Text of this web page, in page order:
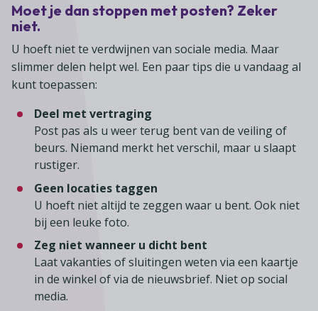
In English
Agenda
Moet je dan stoppen met posten? Zeker
niet.
U hoeft niet te verdwijnen van sociale media. Maar
slimmer delen helpt wel. Een paar tips die u vandaag al
kunt toepassen:
Deel met vertraging
Post pas als u weer terug bent van de veiling of
beurs. Niemand merkt het verschil, maar u slaapt
rustiger.
Geen locaties taggen
U hoeft niet altijd te zeggen waar u bent. Ook niet
bij een leuke foto.
Zeg niet wanneer u dicht bent
Laat vakanties of sluitingen weten via een kaartje
in de winkel of via de nieuwsbrief. Niet op social
media.